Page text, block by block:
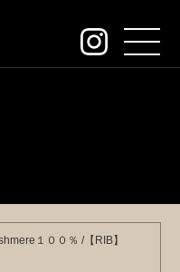
１００％ /【RIB】